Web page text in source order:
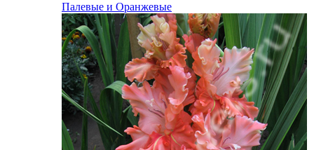
Палевые и Оранжевые